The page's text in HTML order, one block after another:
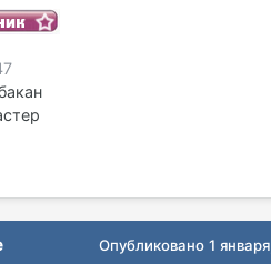
Опубликовано1